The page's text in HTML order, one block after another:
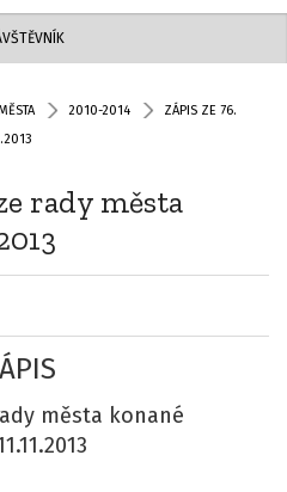
2010-2014
ZÁPIS ZE 76.
rady města
města konané